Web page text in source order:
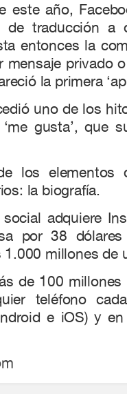
este año,
de traducción a
entonces la
mensaje privado
la primera
uno de los
gusta’, que
los elementos
la biografía.
adquiere
por 38
millones de
de 100 millones
teléfono
e iOS) y